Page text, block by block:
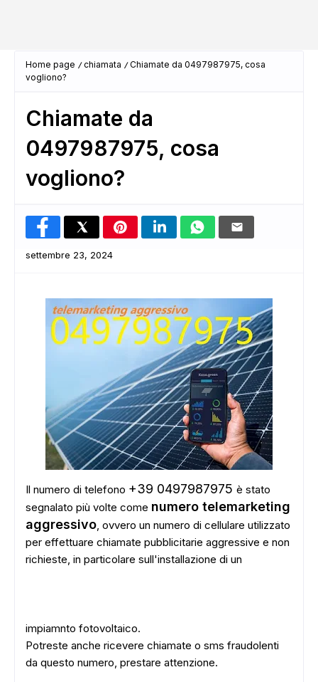
Home page chiamata
Chiamate da 0497987975, cosa
vogliono?
Chiamate da
0497987975, cosa
vogliono?
settembre 23, 2024
Il numero di telefono +39 0497987975 è stato
segnalato più volte come numero telemarketing
aggressivo, ovvero un numero di cellulare utilizzato
per effettuare chiamate pubblicitarie aggressive e non
richieste, in particolare sull'installazione di un
impiamnto fotovoltaico.
Potreste anche ricevere chiamate o sms fraudolenti
da questo numero, prestare attenzione.